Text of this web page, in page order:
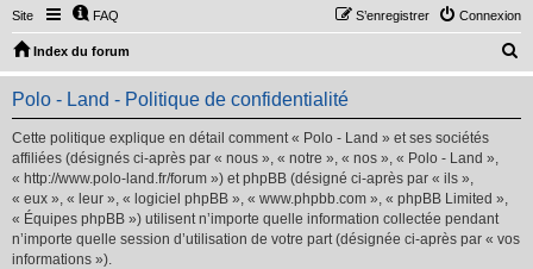
Site FAQ Connexion
S’enregistrer
Index du forum
e
Polo - Land - Politique de confidentialité
Cette politique explique en détail comment « Polo - Land » et ses sociétés
affiliées (désignés ci-après par « nous », « notre », « nos », « Polo - Land »,
« http://www.polo-land.fr/forum ») et phpBB (désigné ci-après par « ils »,
« eux », « leur », « logiciel phpBB », « www.phpbb.com », « phpBB Limited »,
« Équipes phpBB ») utilisent n’importe quelle information collectée pendant
n’importe quelle session d’utilisation de votre part (désignée ci-après par « vos
informations »).